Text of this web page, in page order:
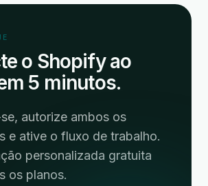
o Shopify ao
5 minutos.
autorize ambos os
e ative o fluxo de trabalho.
personalizada gratuita
os planos.